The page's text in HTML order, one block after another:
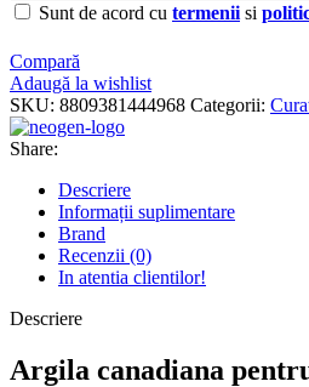
Sunt de acord cu termenii si
Compară
Adaugă la wishlist
SKU: 8809381444968 Categorii:
Share:
Descriere
Informații suplimentare
Brand
Recenzii (0)
In atentia clientilor!
Descriere
Argila canadiana